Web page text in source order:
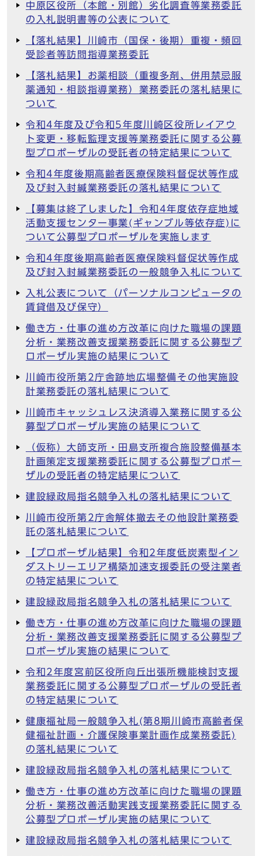
中原区役所（本館・別館）劣化調査等業務委託
の入札説明書等の公表について
【落札結果】川崎市（国保・後期）重複・頻回
受診者等訪問指導業務委託
【落札結果】お薬相談（重複多剤、併用禁忌服
薬通知・相談指導業務）業務委託の落札結果に
ついて
令和4年度及び令和5年度川崎区役所レイアウ
ト変更・移転監理支援等業務委託に関する公募
型プロポーザルの受託者の特定結果について
令和4年度後期高齢者医療保険料督促状等作成
及び封入封緘業務委託の落札結果について
【募集は終了しました】令和4年度依存症地域
活動支援センター事業(ギャンブル等依存症)に
ついて公募型プロポーザルを実施します
令和4年度後期高齢者医療保険料督促状等作成
及び封入封緘業務委託の一般競争入札について
入札公表について（パーソナルコンピュータの
賃貸借及び保守）
働き方・仕事の進め方改革に向けた職場の課題
分析・業務改善支援業務委託に関する公募型プ
ロポーザル実施の結果について
川崎市役所第2庁舎跡地広場整備その他実施設
計業務委託の落札結果について
川崎市キャッシュレス決済導入業務に関する公
募型プロポーザル実施の結果について
（仮称）大師支所・田島支所複合施設整備基本
計画策定支援業務委託に関する公募型プロポー
ザルの受託者の特定結果について
建設緑政局指名競争入札の落札結果について
川崎市役所第2庁舎解体撤去その他設計業務委
託の落札結果について
【プロポーザル結果】令和2年度低炭素型イン
ダストリーエリア構築加速支援委託の受注業者
の特定結果について
建設緑政局指名競争入札の落札結果について
働き方・仕事の進め方改革に向けた職場の課題
分析・業務改善支援業務委託に関する公募型プ
ロポーザル実施の結果について
令和2年度宮前区役所向丘出張所機能検討支援
業務委託に関する公募型プロポーザルの受託者
の特定結果について
健康福祉局一般競争入札(第8期川崎市高齢者保
健福祉計画・介護保険事業計画作成業務委託)
の落札結果について
建設緑政局指名競争入札の落札結果について
働き方・仕事の進め方改革に向けた職場の課題
分析・業務改善活動実践支援業務委託に関する
公募型プロポーザル実施の結果について
建設緑政局指名競争入札の落札結果について